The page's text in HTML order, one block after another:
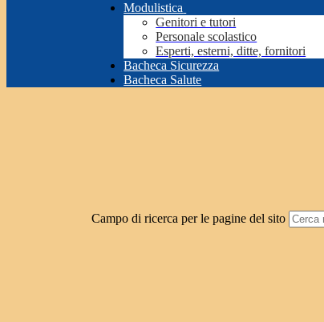
Modulistica
Genitori e tutori
Personale scolastico
Esperti, esterni, ditte, fornitori
Bacheca Sicurezza
Bacheca Salute
Campo di ricerca per le pagine del sito